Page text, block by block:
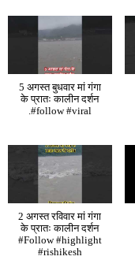
5 अगस्त बुधवार मां गंगा
के प्रातः कालीन दर्शन
.#follow #viral
2 अगस्त रविवार मां गंगा
के प्रातः कालीन दर्शन
#Follow #highlight
#rishikesh